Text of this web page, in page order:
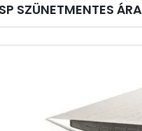
SZÜNETMENTES